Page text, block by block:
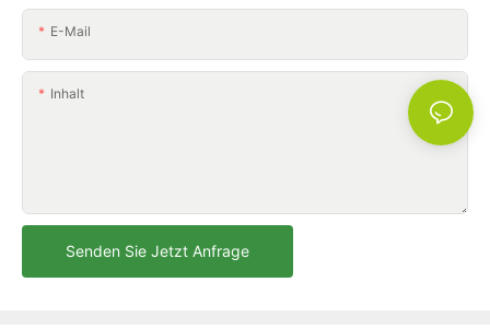
E-Mail
Inhalt
Senden Sie Jetzt Anfrage